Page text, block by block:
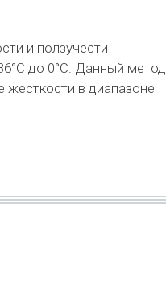
и ползучести
до 0°C. Данный метод
в диапазоне